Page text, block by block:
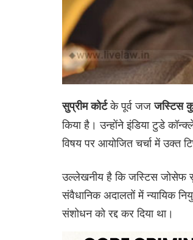
सुप्रीम कोर्टके पूर्व जजजस्टिस
किया है। उन्होंने इंडिया टुडे
विषय पर आयोजित चर्चा में उक्त
उल्लेखनीय है कि जस्टिस जोसेफ
संवैधानिक अदालतों में न्यायिक
संशोधन को रद्द कर दिया था।